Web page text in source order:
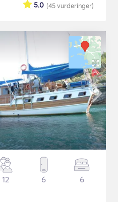
(45vurderinger)
5.0
12 6 6